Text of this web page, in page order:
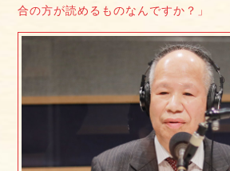
合の方が読めるものなんですか？」